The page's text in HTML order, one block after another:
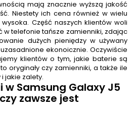
mają znacznie wyższą jakość
Niestety ich cena również w wielu
Część naszych klientów woli
w telefonie tańsze zamienniki, zdając
dużych pieniędzy w używany
ekonoicznie. Oczywiście
klientów o tym, jakie baterie są
oryginały czy zamienniki, a także ile
jakie zalety.
w Samsung Galaxy J5
zawsze jest